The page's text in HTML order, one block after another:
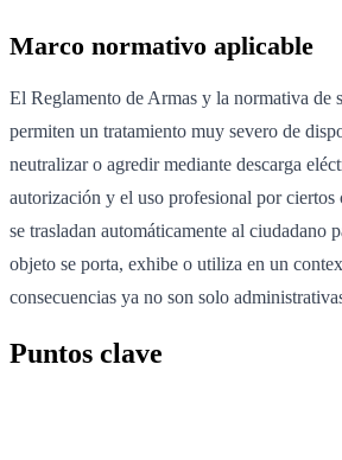
Marco normativo aplicable
El Reglamento de Armas y la normativa de
permiten un tratamiento muy severo de
neutralizar o agredir mediante descarga
autorización y el uso profesional por ciertos
se trasladan automáticamente al ciudadano
objeto se porta, exhibe o utiliza en un
consecuencias ya no son solo
Puntos clave